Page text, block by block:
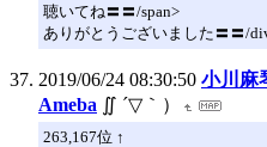
聴いてね〓〓/span>
ありがとうございました〓〓/
2019/06/24 08:30:50 小川麻
Ameba ∬ ´▽｀）
263,167位 ↑